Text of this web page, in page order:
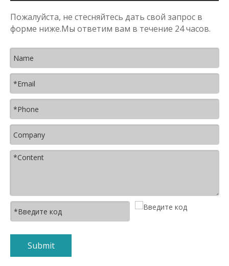
Пожалуйста, не стесняйтесь дать свой запрос в
форме ниже.Мы ответим вам в течение 24 часов.
Submit